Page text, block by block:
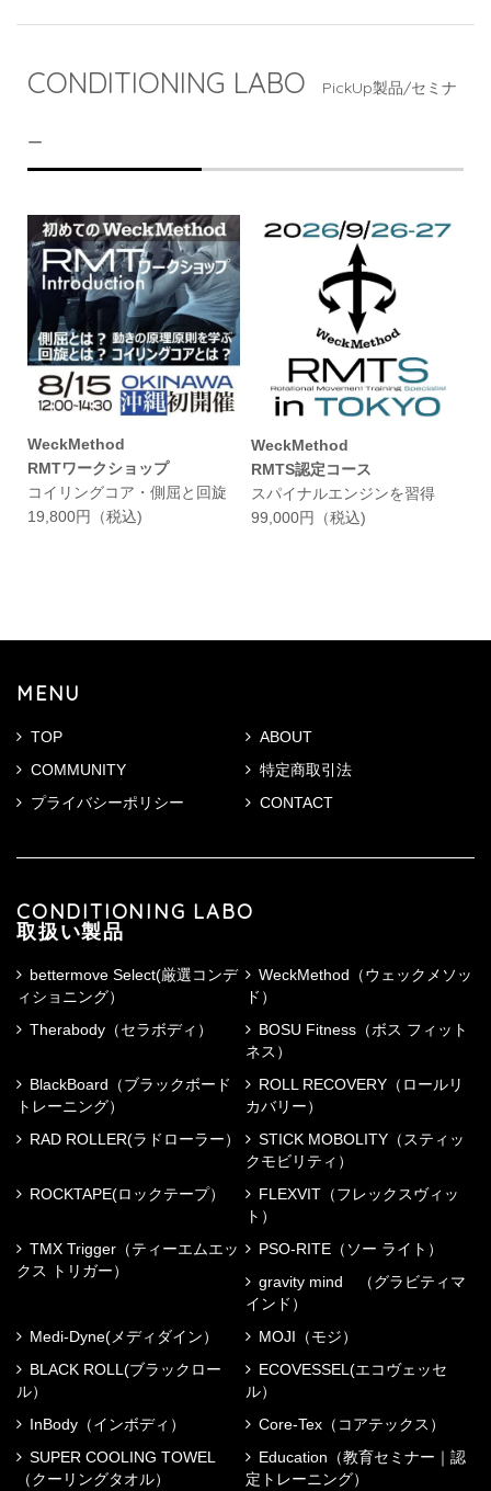
CONDITIONING LABO PickUp製品/セミナ
ー
WeckMethod
RMTワークショップ
コイリングコア・側屈と回旋
19,800円（税込)
WeckMethod
RMTS認定コース
スパイナルエンジンを習得
99,000円（税込)
MENU
TOP
ABOUT
COMMUNITY
特定商取引法
プライバシーポリシー
CONTACT
CONDITIONING LABO
取扱い製品
bettermove Select(厳選コンデ
ィショニング）
WeckMethod（ウェックメソッ
ド）
Therabody（セラボディ）
BOSU Fitness（ボス フィット
ネス）
BlackBoard（ブラックボード
トレーニング）
ROLL RECOVERY（ロールリ
カバリー）
RAD ROLLER(ラドローラー）
STICK MOBOLITY（スティッ
クモビリティ）
ROCKTAPE(ロックテープ）
FLEXVIT（フレックスヴィッ
ト）
TMX Trigger（ティーエムエッ
クス トリガー）
PSO-RITE（ソー ライト）
gravity mind （グラビティマ
インド）
Medi-Dyne(メディダイン）
MOJI（モジ）
BLACK ROLL(ブラックロー
ル）
ECOVESSEL(エコヴェッセ
ル）
InBody（インボディ）
Core-Tex（コアテックス）
SUPER COOLING TOWEL
（クーリングタオル）
Education（教育セミナー｜認
定トレーニング）